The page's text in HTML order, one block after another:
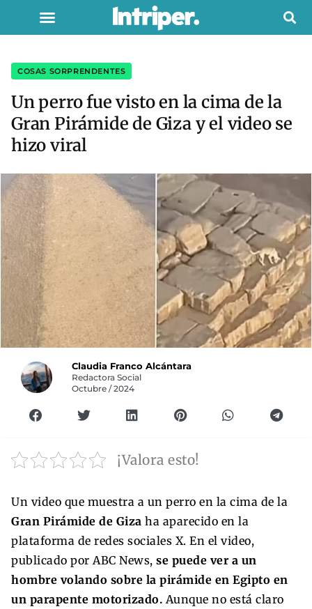
COSAS SORPRENDENTES
Un perro fue visto en la cima de la
Gran Pirámide de Giza y el video se
hizo viral
Claudia Franco Alcántara
Redactora Social
Octubre / 2024
¡Valora esto!
Un video que muestra a un perro en la cima de la
Gran Pirámide de Giza ha aparecido en la
plataforma de redes sociales X. En el video,
publicado por ABC News, se puede ver a un
hombre volando sobre la pirámide en Egipto en
un parapente motorizado. Aunque no está claro